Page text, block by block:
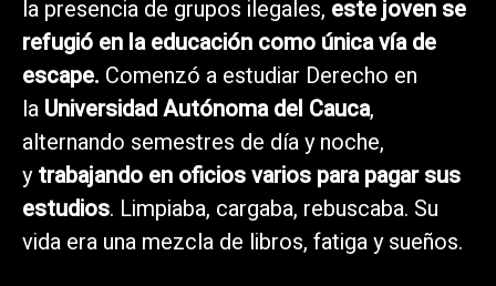
la presencia de grupos ilegales, este joven se
refugió en la educación como única vía de
escape. Comenzó a estudiar Derecho en
la Universidad Autónoma del Cauca,
alternando semestres de día y noche,
ytrabajando en oficios varios para pagar sus
estudios. Limpiaba, cargaba, rebuscaba. Su
vida era una mezcla de libros, fatiga y sueños.